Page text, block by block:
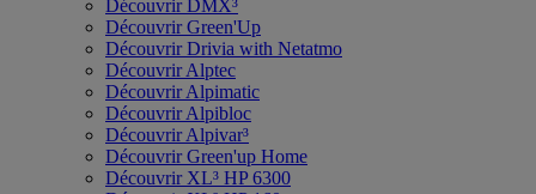
Découvrir DMX³
Découvrir Green'Up
Découvrir Drivia with Netatmo
Découvrir Alptec
Découvrir Alpimatic
Découvrir Alpibloc
Découvrir Alpivar³
Découvrir Green'up Home
Découvrir XL³ HP 6300